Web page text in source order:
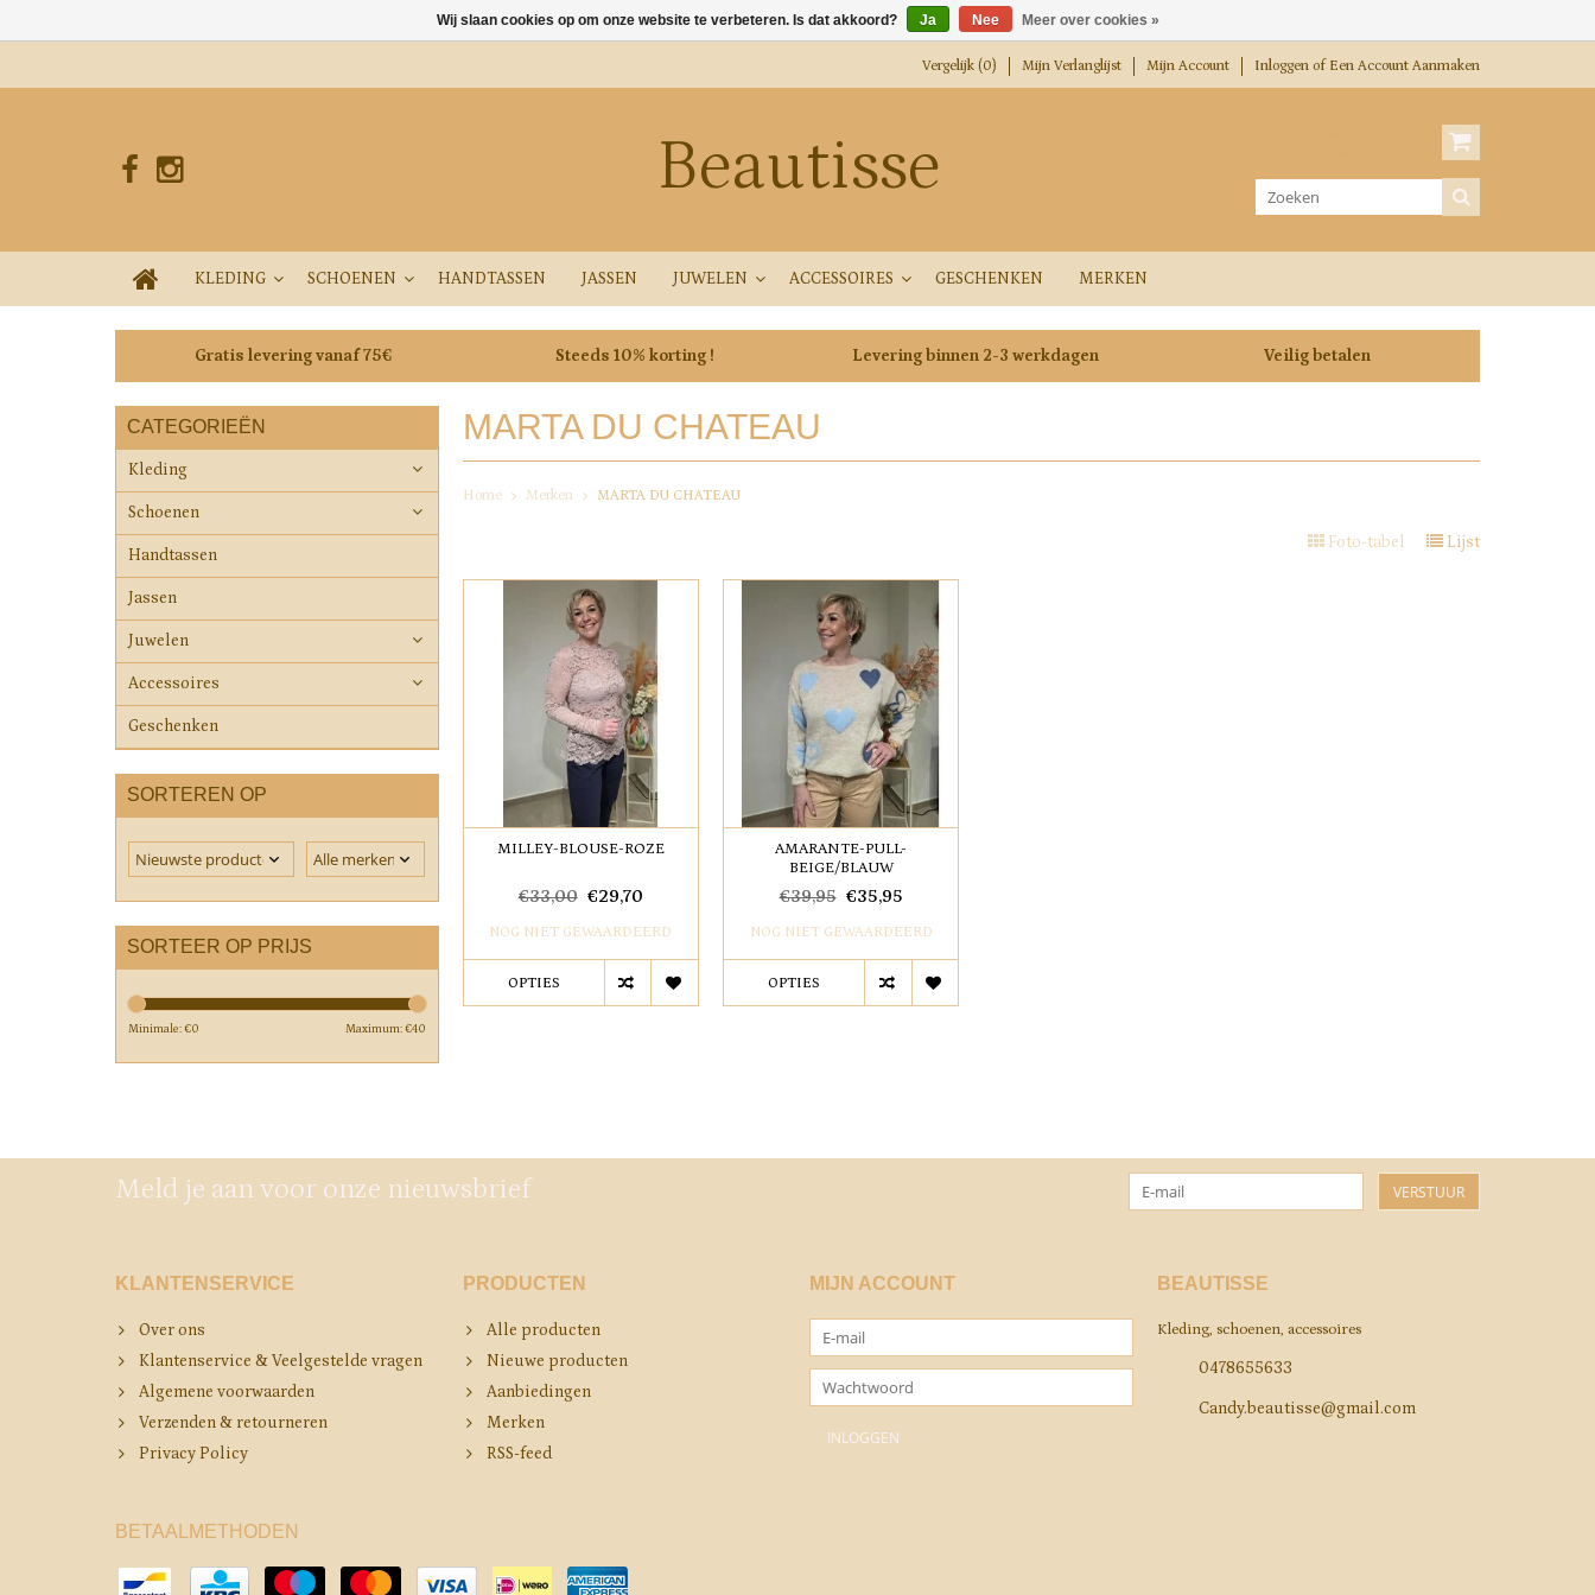
Vergelijk (0) Mijn Verlanglijst Mijn Account Inloggen of Een Account Aanmaken
Beautisse
KLEDING SCHOENEN HANDTASSEN JASSEN JUWELEN ACCESSOIRES GESCHENKEN MERKEN
Gratis levering vanaf 75€ Steeds 10% korting ! Levering binnen 2-3 werkdagen Veilig betalen
CATEGORIEËN
Kleding
Schoenen
Handtassen
Jassen
Juwelen
Accessoires
Geschenken
SORTEREN OP
SORTEER OP PRIJS
Minimale: €0 Maximum: €40
MARTA DU CHATEAU
Home Merken MARTA DU CHATEAU
Foto-tabel Lijst
MILLEY-BLOUSE-ROZE
€33,00 €29,70
NOG NIET GEWAARDEERD
OPTIES
AMARANTE-PULL-
BEIGE/BLAUW
€39,95 €35,95
NOG NIET GEWAARDEERD
OPTIES
Meld je aan voor onze nieuwsbrief VERSTUUR
KLANTENSERVICE
Over ons
Klantenservice & Veelgestelde vragen
Algemene voorwaarden
Verzenden & retourneren
Privacy Policy
PRODUCTEN
Alle producten
Nieuwe producten
Aanbiedingen
Merken
RSS-feed
MIJN ACCOUNT BEAUTISSE
Kleding, schoenen, accessoires
0478655633
Candy.beautisse@gmail.com
BETAALMETHODEN
Wij slaan cookies op om onze website te verbeteren. Is dat akkoord? Ja Nee Meer over cookies »